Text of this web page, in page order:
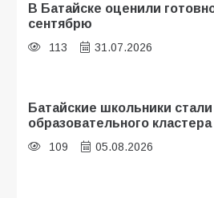
В Батайске оценили
сентябрю
113 31.07.2026
Батайские школьники
образовательного кластера
109 05.08.2026